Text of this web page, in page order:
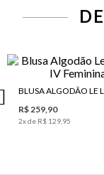
R$ 259,90
2x de R$ 129,95